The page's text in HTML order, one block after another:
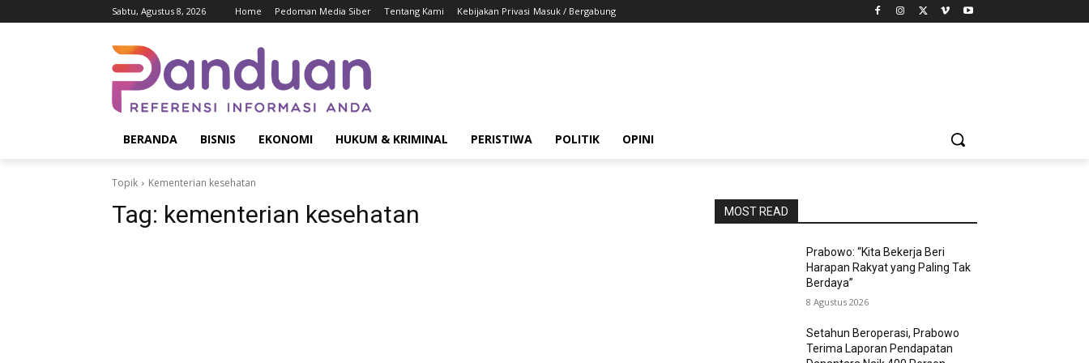
Sabtu, Agustus 8, 2026 Home Pedoman Media Siber Tentang Kami Kebijakan Privasi Masuk / Bergabung
BERANDA BISNIS EKONOMI HUKUM & KRIMINAL PERISTIWA POLITIK OPINI
Topik Kementerian kesehatan
Tag: kementerian kesehatan MOST READ
Prabowo: “Kita Bekerja Beri
Harapan Rakyat yang Paling Tak
Berdaya”
8 Agustus 2026
Setahun Beroperasi, Prabowo
Terima Laporan Pendapatan